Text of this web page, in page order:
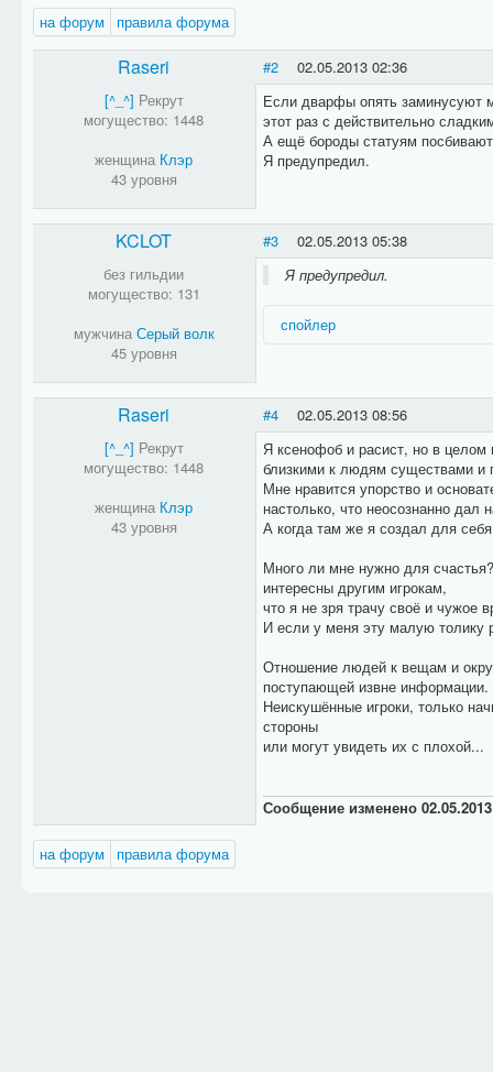
на форум правила форума
Raseri #2
02.05.2013 02:36
[^_^] Рекрут
могущество: 1448
женщина Клэр
43 уровня
Если дварфы опять заминусуют
этот раз с действительно
А ещё бороды статуям
Я предупредил.
KCLOT #3
02.05.2013 05:38
без гильдии
могущество: 131
мужчина Серый волк
45 уровня
Я предупредил.
спойлер
Raseri #4
02.05.2013 08:56
[^_^] Рекрут
могущество: 1448
женщина Клэр
43 уровня
Я ксенофоб и расист, но в
близкими к людям существами и
Мне нравится упорство и
настолько, что неосознанно дал
А когда там же я создал для
Много ли мне нужно для
интересны другим игрокам,
что я не зря трачу своё и чужое
И если у меня эту малую толику
Отношение людей к вещам и
поступающей извне информации.
Неискушённые игроки, только
стороны
или могут увидеть их с плохой...
Сообщение изменено
на форум правила форума